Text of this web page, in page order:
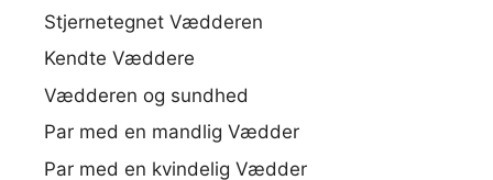
Stjernetegnet Vædderen
Kendte Væddere
Vædderen og sundhed
Par med en mandlig Vædder
Par med en kvindelig Vædder